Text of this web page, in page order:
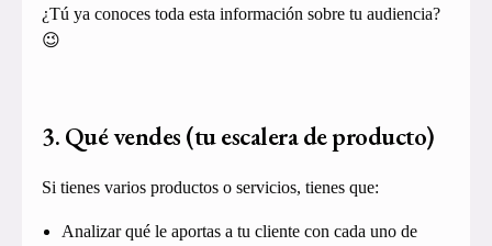
¿Tú ya conoces toda esta información sobre tu audiencia?
😉
3. Qué vendes (tu escalera de producto)
Si tienes varios productos o servicios, tienes que:
Analizar qué le aportas a tu cliente con cada uno de